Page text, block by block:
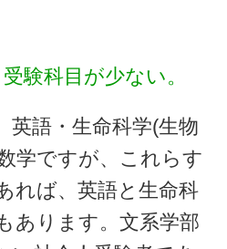
験科目が少ない。
英語・生命科学(生物
学ですが、これらす
れば、英語と生命科
あります。文系学部